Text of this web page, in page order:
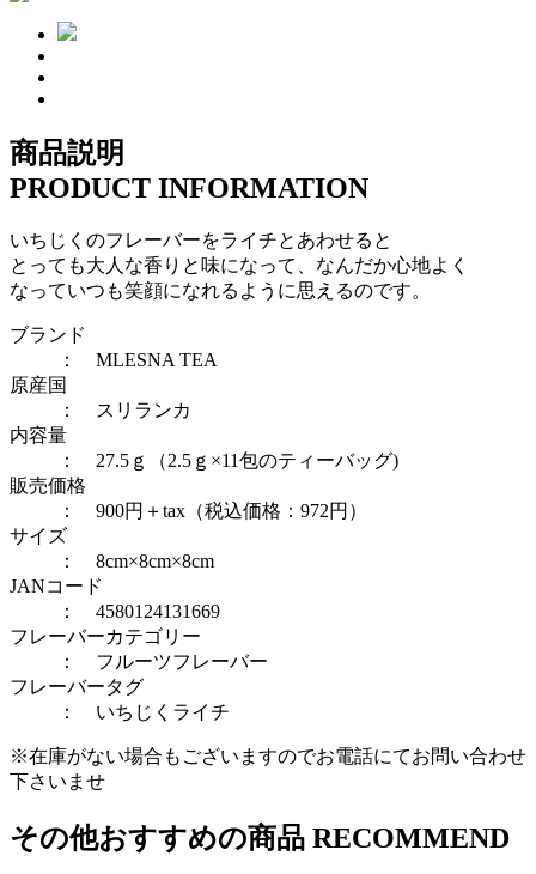
商品説明
PRODUCT INFORMATION
いちじくのフレーバーをライチとあわせると
とっても大人な香りと味になって、なんだか心地よく
なっていつも笑顔になれるように思えるのです。
ブランド
： MLESNA TEA
原産国
： スリランカ
内容量
： 27.5ｇ（2.5ｇ×11包のティーバッグ)
販売価格
： 900円＋tax（税込価格：972円）
サイズ
： 8cm×8cm×8cm
JANコード
： 4580124131669
フレーバーカテゴリー
： フルーツフレーバー
フレーバータグ
： いちじく ライチ
※在庫がない場合もございますのでお電話にてお問い合わせ
下さいませ
その他おすすめの商品 RECOMMEND